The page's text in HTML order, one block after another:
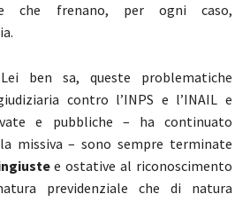
che frenano, per ogni caso,
ben sa, queste problematiche
contro l’INPS e l’INAIL e
e pubbliche – ha continuato
missiva – sono sempre terminate
e ostative al riconoscimento
previdenziale che di natura